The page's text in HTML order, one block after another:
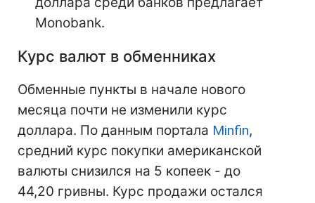
Monobank.
Курс валют в обменниках
Обменные пункты в начале нового
месяца почти не изменили курс
доллара. По данным портала Minfin,
средний курс покупки американской
валюты снизился на 5 копеек - до
44,20 гривны. Курс продажи остался